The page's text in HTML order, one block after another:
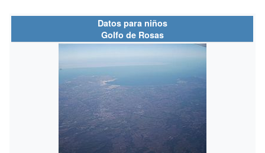
Datos para niños
Golfo de Rosas